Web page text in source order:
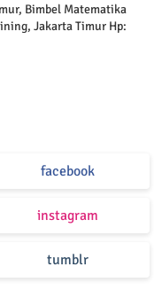
Bimbel Matematika
Jakarta Timur Hp:
facebook
instagram
tumblr